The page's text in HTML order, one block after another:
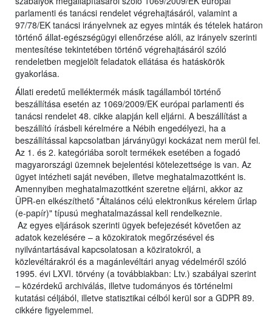
parlamenti és tanácsi rendelet végrehajtásáról, valamint a
97/78/EK tanácsi irányelvnek az egyes minták és tételek határon
történő állat-egészségügyi ellenőrzése alóli, az irányelv szerinti
mentesítése tekintetében történő végrehajtásáról szóló
rendeletben megjelölt feladatok ellátása és hatáskörök
gyakorlása.
Állati eredetű melléktermék másik tagállamból történő
beszállítása esetén az 1069/2009/EK európai parlamenti és
tanácsi rendelet 48. cikke alapján kell eljárni. A beszállítást a
beszállító írásbeli kérelmére a Nébih engedélyezi, ha a
beszállítással kapcsolatban járványügyi kockázat nem merül fel.
Az 1. és 2. kategóriába sorolt termékek esetében a fogadó
magyarországi üzemnek bejelentési kötelezettsége is van. Az
ügyet intézheti saját nevében, illetve meghatalmazottként is.
Amennyiben meghatalmazottként szeretne eljárni, akkor az
ÜPR-en elkészíthető "Általános célú elektronikus kérelem űrlap
(e-papír)" típusú meghatalmazással kell rendelkeznie.
Az egyes eljárások szerinti ügyek befejezését követően az
adatok kezelésére – a közokiratok megőrzésével és
nyilvántartásával kapcsolatosan a köziratokról, a
közlevéltárakról és a magánlevéltári anyag védelméről szóló
1995. évi LXVI. törvény (a továbbiakban: Ltv.) szabályai szerint
– közérdekű archiválás, illetve tudományos és történelmi
kutatási céljából, illetve statisztikai célból kerül sor a GDPR 89.
cikkére figyelemmel.